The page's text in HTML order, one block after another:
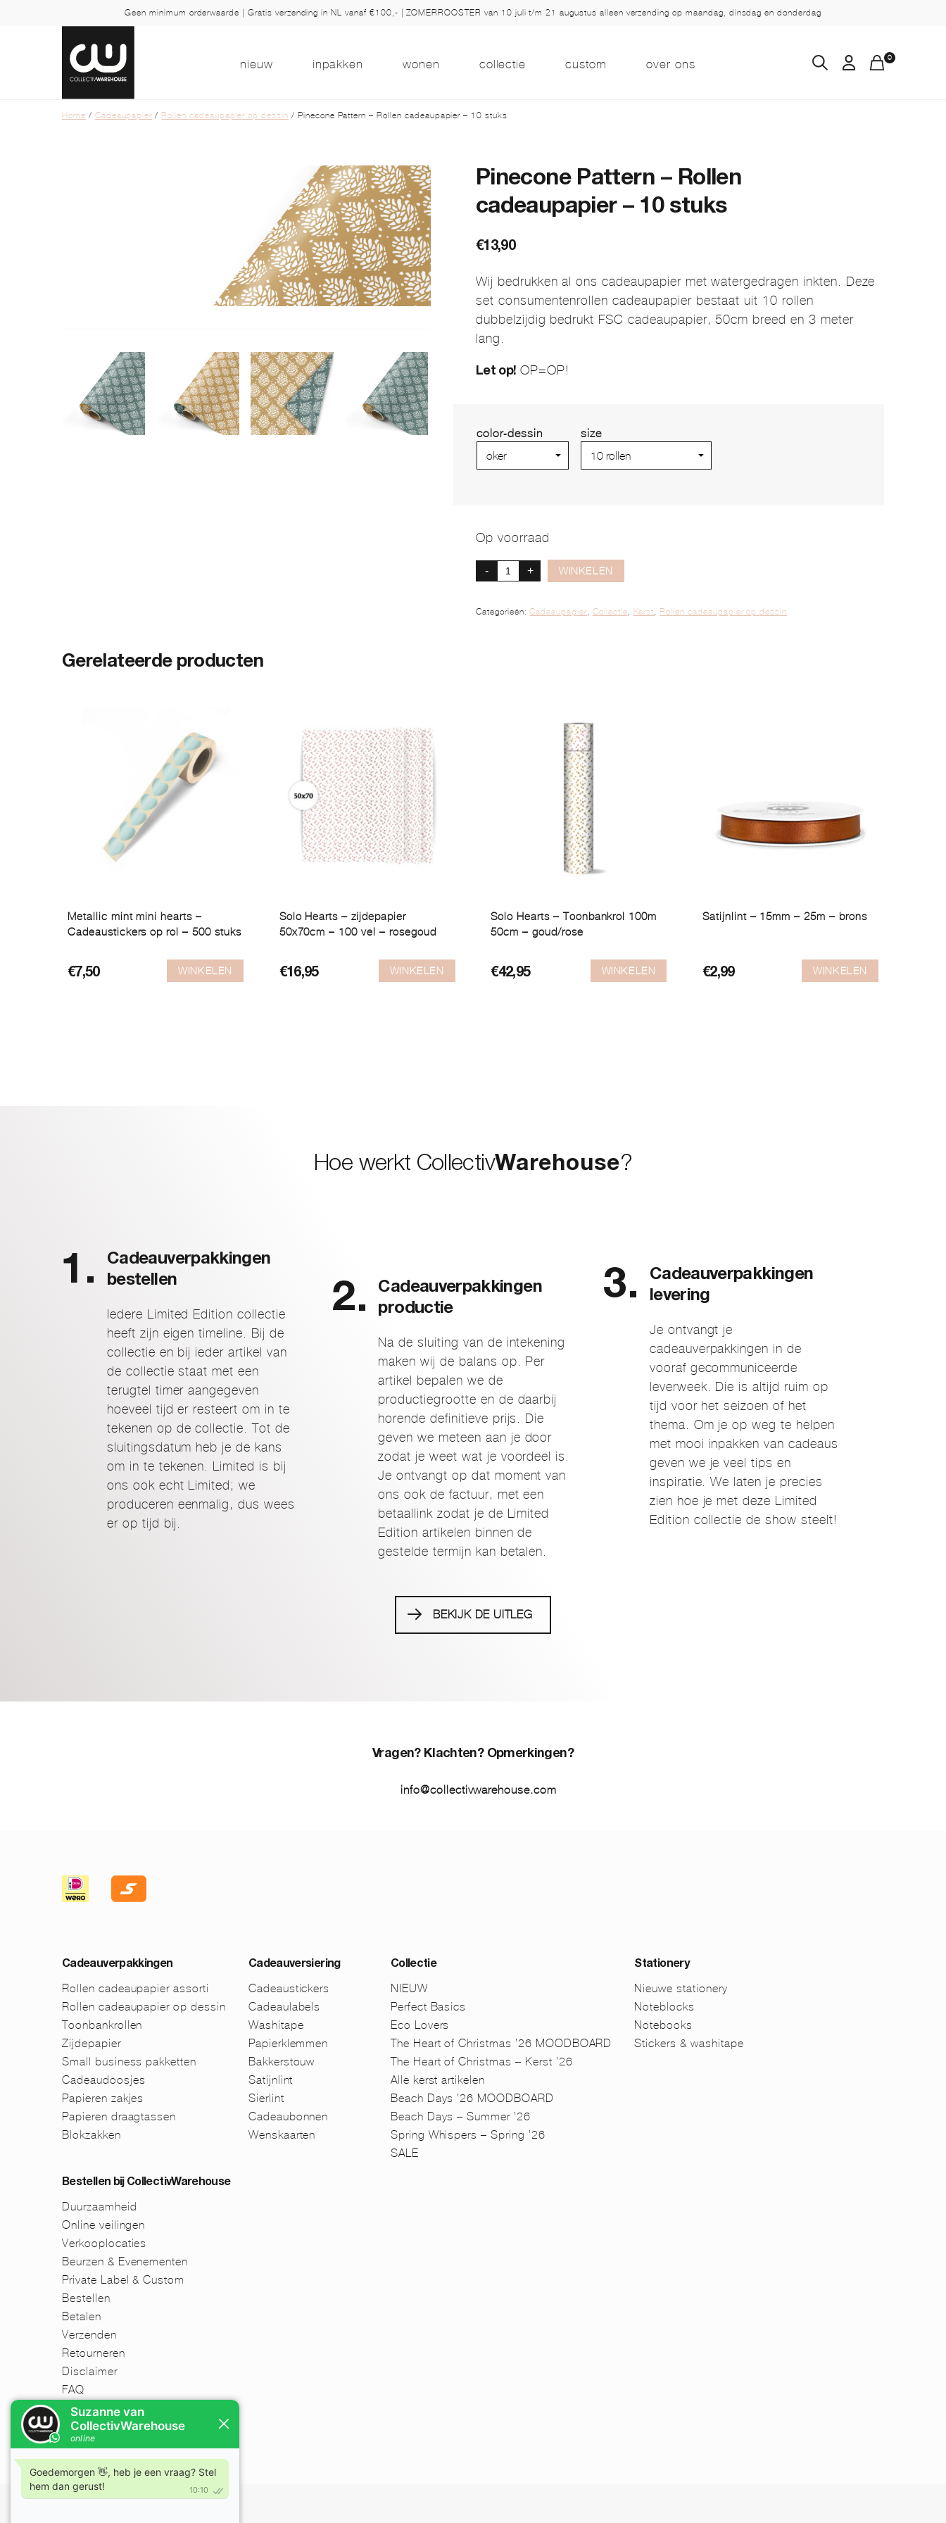
Geen minimum orderwaarde | Gratis verzending in NL vanaf €100,- | ZOMERROOSTER van 10 juli t/m 21 augustus alleen verzending op maandag, dinsdag en donderdag
nieuw inpakken wonen collectie custom over ons 0
Home / Cadeaupapier / Rollen cadeaupapier op dessin / Pinecone Pattern – Rollen cadeaupapier – 10 stuks
Pinecone Pattern – Rollen
cadeaupapier – 10 stuks
€13,90
Wij bedrukken al ons cadeaupapier met watergedragen inkten. Deze
set consumentenrollen cadeaupapier bestaat uit 10 rollen
dubbelzijdig bedrukt FSC cadeaupapier, 50cm breed en 3 meter
lang.
Let op! OP=OP!
color-dessin size
Op voorraad
- + WINKELEN
Categorieën:Cadeaupapier, Collectie, Kerst, Rollen cadeaupapier op dessin
Gerelateerde producten
Metallic mint mini hearts –
Cadeaustickers op rol – 500 stuks
€7,50 WINKELEN
Solo Hearts – zijdepapier
50x70cm – 100 vel – rosegoud
€16,95 WINKELEN
Solo Hearts – Toonbankrol 100m
50cm – goud/rose
€42,95 WINKELEN
Satijnlint – 15mm – 25m – brons
€2,99 WINKELEN
Hoe werkt CollectivWarehouse?
Cadeauverpakkingen
bestellen
Iedere Limited Edition collectie
heeft zijn eigen timeline. Bij de
collectie en bij ieder artikel van
de collectie staat met een
terugtel timer aangegeven
hoeveel tijd er resteert om in te
tekenen op de collectie. Tot de
sluitingsdatum heb je de kans
om in te tekenen. Limited is bij
ons ook echt Limited; we
produceren eenmalig, dus wees
er op tijd bij.
Cadeauverpakkingen
productie
Na de sluiting van de intekening
maken wij de balans op. Per
artikel bepalen we de
productiegrootte en de daarbij
horende definitieve prijs. Die
geven we meteen aan je door
zodat je weet wat je voordeel is.
Je ontvangt op dat moment van
ons ook de factuur, met een
betaallink zodat je de Limited
Edition artikelen binnen de
gestelde termijn kan betalen.
Cadeauverpakkingen
levering
Je ontvangt je
cadeauverpakkingen in de
vooraf gecommuniceerde
leverweek. Die is altijd ruim op
tijd voor het seizoen of het
thema. Om je op weg te helpen
met mooi inpakken van cadeaus
geven we je veel tips en
inspiratie. We laten je precies
zien hoe je met deze Limited
Edition collectie de show steelt!
BEKIJK DE UITLEG
Vragen? Klachten? Opmerkingen?
info@collectivwarehouse.com
Cadeauverpakkingen
Rollen cadeaupapier assorti
Rollen cadeaupapier op dessin
Toonbankrollen
Zijdepapier
Small business pakketten
Cadeaudoosjes
Papieren zakjes
Papieren draagtassen
Blokzakken
Cadeauversiering
Cadeaustickers
Cadeaulabels
Washitape
Papierklemmen
Bakkerstouw
Satijnlint
Sierlint
Cadeaubonnen
Wenskaarten
Collectie
NIEUW
Perfect Basics
Eco Lovers
The Heart of Christmas ’26 MOODBOARD
The Heart of Christmas – Kerst ’26
Alle kerst artikelen
Beach Days ’26 MOODBOARD
Beach Days – Summer ’26
Spring Whispers – Spring ’26
SALE
Stationery
Nieuwe stationery
Noteblocks
Notebooks
Stickers & washitape
Bestellen bij CollectivWarehouse
Duurzaamheid
Online veilingen
Verkooplocaties
Beurzen & Evenementen
Private Label & Custom
Bestellen
Betalen
Verzenden
Retourneren
Disclaimer
FAQ
Nieuwsbrief
Mijn account